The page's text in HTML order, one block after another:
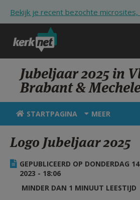
Bekijk je recent bezochte
STARTPAGINA
KERK
VIERINGEN
ZOEKEN
HULP
STARTPAGINA
Jubeljaar 2025 in
Brabant &
STARTPAGINA MEER
Logo Jubeljaar 2025
GEPUBLICEERD OP DONDERDAG
2023 - 18:06
MINDER DAN 1 MINUUT LEESTIJD